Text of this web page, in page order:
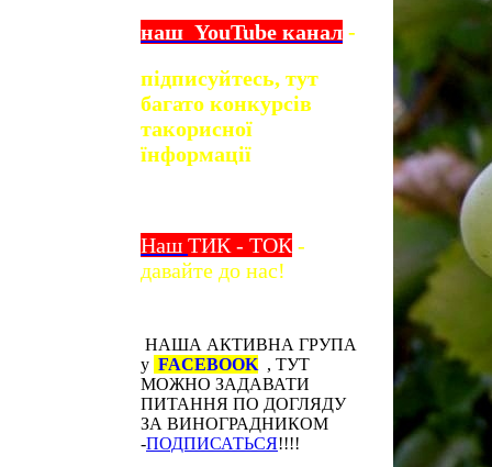
наш YouTube канал -
підписуйтесь, тут
багато конкурсів
такорисної
їнформації
Наш ТИК - ТОК -
давайте до нас!
НАША АКТИВНА ГРУПА
у FACEBOOK, ТУТ
МОЖНО ЗАДАВАТИ
ПИТАННЯ ПО ДОГЛЯДУ
ЗА ВИНОГРАДНИКОМ
-ПОДПИСАТЬСЯ!!!!